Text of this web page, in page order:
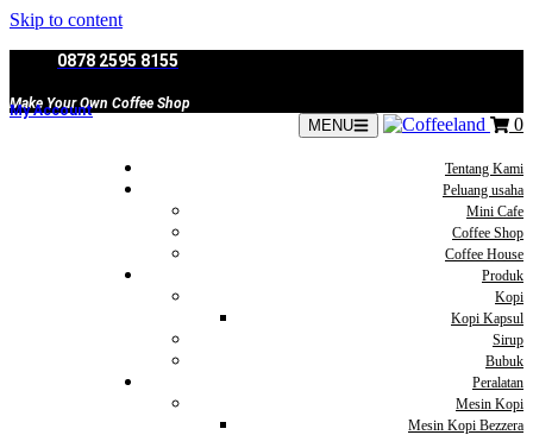
Skip to content
0878 2595 8155
Make Your Own Coffee Shop
My Account
MENU 0
Tentang Kami
Peluang usaha
Mini Cafe
Coffee Shop
Coffee House
Produk
Kopi
Kopi Kapsul
Sirup
Bubuk
Peralatan
Mesin Kopi
Mesin Kopi Bezzera